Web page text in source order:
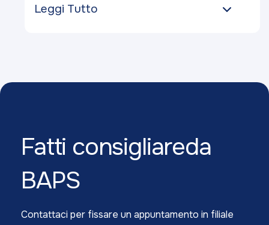
Leggi Tutto
Fatti consigliareda
BAPS
Contattaci per fissare un appuntamento in filiale